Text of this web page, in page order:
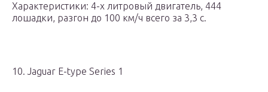
Характеристики: 4-х литровый двигатель, 444
лошадки, разгон до 100 км/ч всего за 3,3 с.
10. Jaguar E-type Series 1